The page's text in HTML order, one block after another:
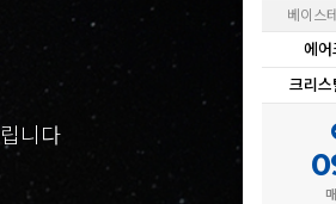
베이스
에어
크리스
니다